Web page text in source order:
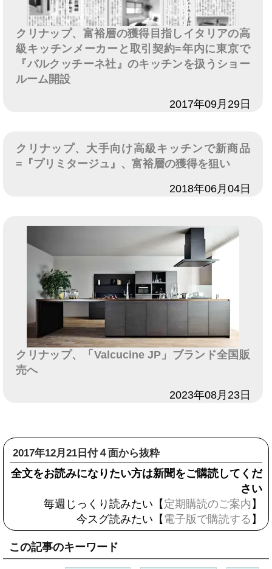
クリナップ、富裕層の獲得目指しイタリアの高
級キッチンメーカーと取引契約=年内に東京で
『バルクッチーネ社』のキッチンを扱うショー
ルーム開設
2017年09月29日
クリナップ、大手向け高級キッチンで新商品
=『プリミタージュ』、富裕層の獲得を狙い
2018年06月04日
クリナップ、「Valcucine JP」ブランド全国販
売へ
2023年08月23日
2017年12月21日付４面から抜粋
全文をお読みになりたい方は新聞をご購読してくだ
さい
毎週じっくり読みたい【 定期購読のご案内 】
今スグ読みたい【 電子版で購読する 】
この記事のキーワード